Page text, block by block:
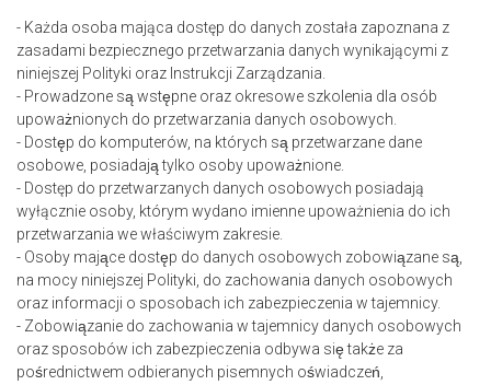
- Każda osoba mająca dostęp do danych została zapoznana z
zasadami bezpiecznego przetwarzania danych wynikającymi z
niniejszej Polityki oraz Instrukcji Zarządzania.
- Prowadzone są wstępne oraz okresowe szkolenia dla osób
upoważnionych do przetwarzania danych osobowych.
- Dostęp do komputerów, na których są przetwarzane dane
osobowe, posiadają tylko osoby upoważnione.
- Dostęp do przetwarzanych danych osobowych posiadają
wyłącznie osoby, którym wydano imienne upoważnienia do ich
przetwarzania we właściwym zakresie.
- Osoby mające dostęp do danych osobowych zobowiązane są,
na mocy niniejszej Polityki, do zachowania danych osobowych
oraz informacji o sposobach ich zabezpieczenia w tajemnicy.
- Zobowiązanie do zachowania w tajemnicy danych osobowych
oraz sposobów ich zabezpieczenia odbywa się także za
pośrednictwem odbieranych pisemnych oświadczeń,